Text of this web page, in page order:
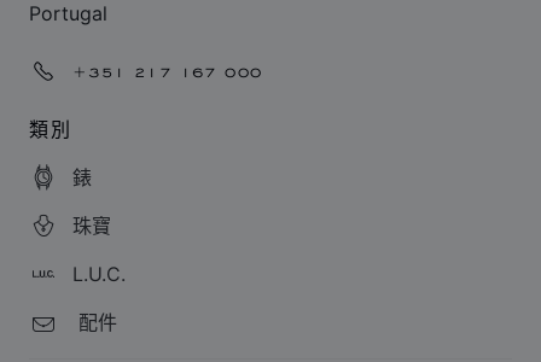
Portugal
+351 217 167 000
類別
錶
珠寶
L.U.C.
配件